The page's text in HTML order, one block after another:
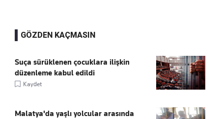
GÖZDEN KAÇMASIN
Suça sürüklenen çocuklara ilişkin
düzenleme kabul edildi
Kaydet
Malatya'da yaşlı yolcular arasında